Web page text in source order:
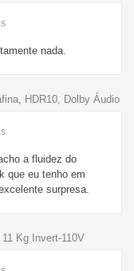
nada.
HDR10, Dolby Áudio
a fluidez do
que eu tenho em
surpresa.
Kg Invert-110V